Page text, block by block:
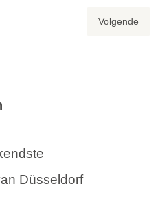
Volgende
Düsseldorf